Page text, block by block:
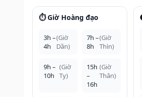
⏱️ Giờ Hoàng đạo
3h –
4h
(Giờ
Dần)
7h –
8h
(Giờ
Thìn)
9h –
10h
(Giờ
Tỵ)
15h
–
16h
(Giờ
Thân)